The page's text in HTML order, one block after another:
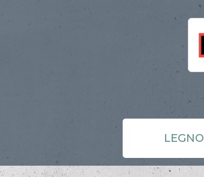
LEGNO